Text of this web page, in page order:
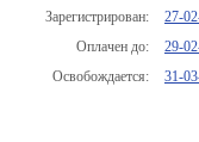
Зарегистрирован:
27-
Оплачен до:
29-
Освобождается:
31-